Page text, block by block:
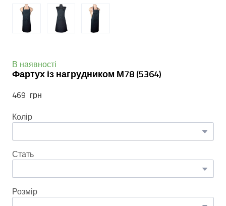
В наявності
Фартух із нагрудником М78(5364)
469  грн
Колір
Стать
Розмір